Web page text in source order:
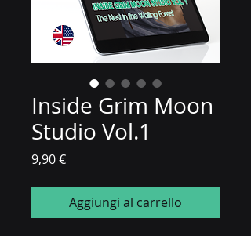
Inside Grim Moon
Studio Vol.1
9,90 €Prezzo
Aggiungi al carrello